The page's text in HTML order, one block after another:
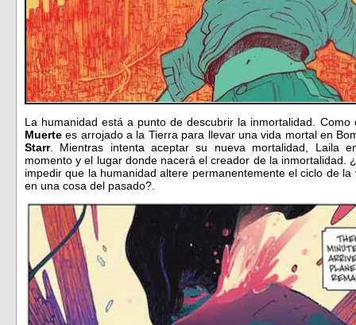
La humanidad está a punto de descubrir la inmortalidad.
Muertees arrojado a la Tierra para llevar una vida mortal en
Starr. Mientras intenta aceptar su nueva mortalidad, Laila
momento y el lugar donde nacerá el creador de la inmortalidad.
impedir que la humanidad altere permanentemente el ciclo de
en una cosa del pasado?.